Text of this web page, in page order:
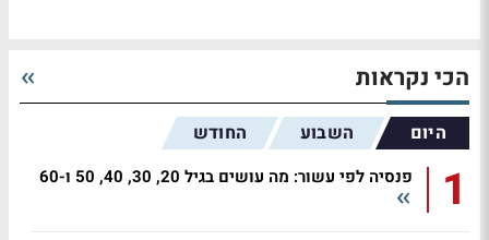
הכי נקראות
היום השבוע החודש
1 פנסיה לפי עשור: מה עושים בגיל 20, 30, 40, 50 ו-60